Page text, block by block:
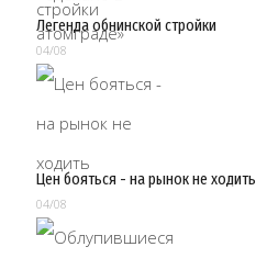
Легенда обнинской стройки
04/08
Цен бояться - на рынок не ходить
04/08